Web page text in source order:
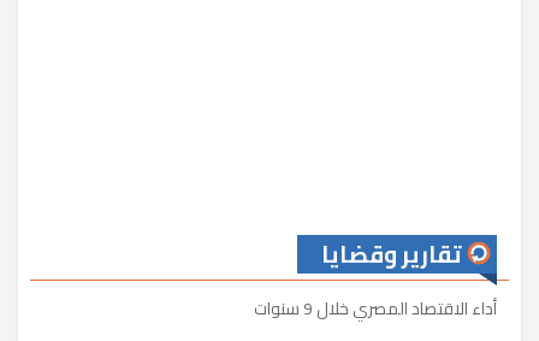
تقارير وقضايا
أداء الاقتصاد المصري خلال 9 سنوات